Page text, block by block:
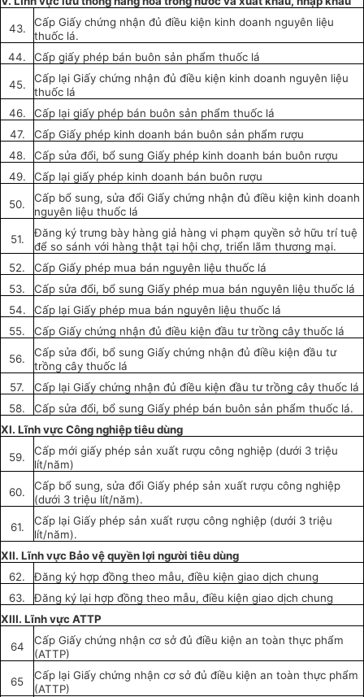
43.
Cấp Giấy chứng nhận đủ điều kiện kinh doanh nguyên liệu
thuốc lá.
44.
Cấp giấy phép bán buôn sản phẩm thuốc lá
45. Cấp lại Giấy chứng nhận đủ điều kiện kinh doanh nguyên liệu
thuốc lá
46.
Cấp lại giấy phép bán buôn sản phẩm thuốc lá
47.
Cấp Giấy phép kinh doanh bán buôn sản phẩm rượu
48.
Cấp sửa đổi, bổ sung Giấy phép kinh doanh bán buôn rượu
49.
Cấp lại giấy phép kinh doanh bán buôn rượu
50. Cấp bổ sung, sửa đổi Giấy chứng nhận đủ điều kiện kinh doanh
nguyên liệu thuốc lá
51. Đăng ký trưng bày hàng giả hàng vi phạm quyền sở hữu trí tuệ
để so sánh với hàng thật tại hội chợ, triển lãm thương mại.
52.
Cấp Giấy phép mua bán nguyên liệu thuốc lá
53.
Cấp sửa đổi, bổ sung Giấy phép mua bán nguyên liệu thuốc lá
54.
Cấp lại Giấy phép mua bán nguyên liệu thuốc lá
55.
Cấp Giấy chứng nhận đủ điều kiện đầu tư trồng cây thuốc lá
56. Cấp sửa đổi, bổ sung Giấy chứng nhận đủ điều kiện đầu tư
trồng cây thuốc lá
57.
Cấp lại Giấy chứng nhận đủ điều kiện đầu tư trồng cây thuốc lá
58.
Cấp sửa đổi, bổ sung Giấy phép bán buôn sản phẩm thuốc lá.
XI. Lĩnh vực Công nghiệp tiêu dùng
59. Cấp mới giấy phép sản xuất rượu công nghiệp (dưới 3 triệu
lít/năm)
60. Cấp bổ sung, sửa đổi Giấy phép sản xuất rượu công nghiệp
(dưới 3 triệu lít/năm).
61.
Cấp lại Giấy phép sản xuất rượu công nghiệp (dưới 3 triệu
lít/năm).
XII. Lĩnh vực Bảo vệ quyền lợi người tiêu dùng
62.
Đăng ký hợp đồng theo mẫu, điều kiện giao dịch chung
63.
Đăng ký lại hợp đồng theo mẫu, điều kiện giao dịch chung
XIII. Lĩnh vực ATTP
64 Cấp Giấy chứng nhận cơ sở đủ điều kiện an toàn thực phẩm
(ATTP)
65 Cấp lại Giấy chứng nhận cơ sở đủ điều kiện an toàn thực phẩm
(ATTP)